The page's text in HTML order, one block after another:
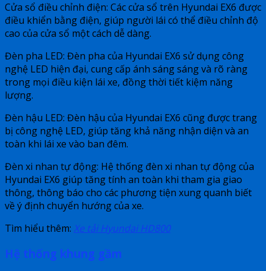
Cửa sổ điều chỉnh điện: Các cửa sổ trên Hyundai EX6 được
điều khiển bằng điện, giúp người lái có thể điều chỉnh độ
cao của cửa sổ một cách dễ dàng.
Đèn pha LED: Đèn pha của Hyundai EX6 sử dụng công
nghệ LED hiện đại, cung cấp ánh sáng sáng và rõ ràng
trong mọi điều kiện lái xe, đồng thời tiết kiệm năng
lượng.
Đèn hậu LED: Đèn hậu của Hyundai EX6 cũng được trang
bị công nghệ LED, giúp tăng khả năng nhận diện và an
toàn khi lái xe vào ban đêm.
Đèn xi nhan tự động: Hệ thống đèn xi nhan tự động của
Hyundai EX6 giúp tăng tính an toàn khi tham gia giao
thông, thông báo cho các phương tiện xung quanh biết
về ý định chuyển hướng của xe.
Tìm hiểu thêm: Xe tải Hyundai HD800
Hệ thống khung gầm